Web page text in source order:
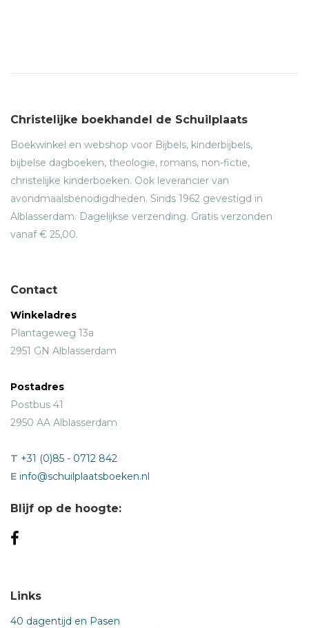
Christelijke boekhandel de Schuilplaats
Boekwinkel en webshop voor Bijbels, kinderbijbels,
bijbelse dagboeken, theologie, romans, non-fictie,
christelijke kinderboeken. Ook leverancier van
avondmaalsbenodigdheden. Sinds 1962 gevestigd in
Alblasserdam. Dagelijkse verzending. Gratis verzonden
vanaf € 25,00.
Contact
Winkeladres
Plantageweg 13a
2951 GN Alblasserdam
Postadres
Postbus 41
2950 AA Alblasserdam
T +31 (0)85 - 0712 842
E info@schuilplaatsboeken.nl
Blijf op de hoogte:
Links
40 dagentijd en Pasen